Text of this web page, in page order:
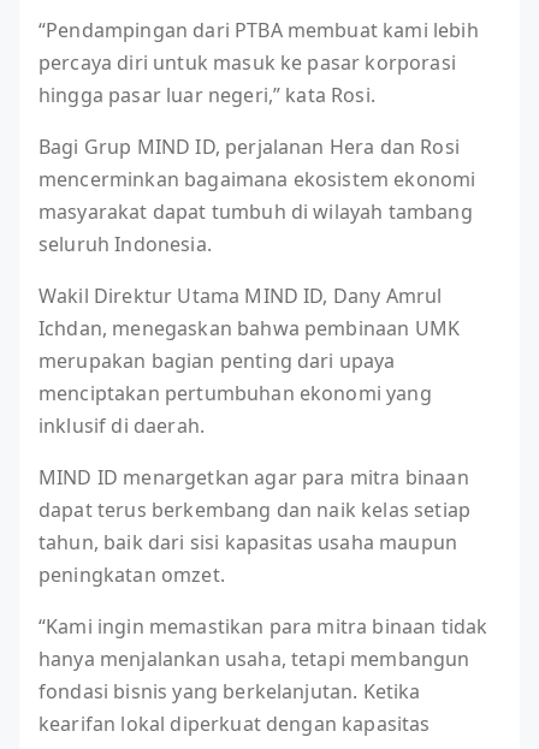
“Pendampingan dari PTBA membuat kami lebih
percaya diri untuk masuk ke pasar korporasi
hingga pasar luar negeri,” kata Rosi.
Bagi Grup MIND ID, perjalanan Hera dan Rosi
mencerminkan bagaimana ekosistem ekonomi
masyarakat dapat tumbuh di wilayah tambang
seluruh Indonesia.
Wakil Direktur Utama MIND ID, Dany Amrul
Ichdan, menegaskan bahwa pembinaan UMK
merupakan bagian penting dari upaya
menciptakan pertumbuhan ekonomi yang
inklusif di daerah.
MIND ID menargetkan agar para mitra binaan
dapat terus berkembang dan naik kelas setiap
tahun, baik dari sisi kapasitas usaha maupun
peningkatan omzet.
“Kami ingin memastikan para mitra binaan tidak
hanya menjalankan usaha, tetapi membangun
fondasi bisnis yang berkelanjutan. Ketika
kearifan lokal diperkuat dengan kapasitas